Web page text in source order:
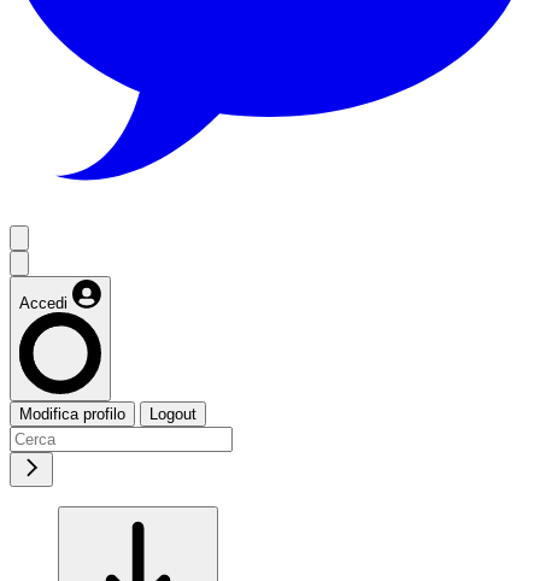
Accedi
Modifica profilo Logout